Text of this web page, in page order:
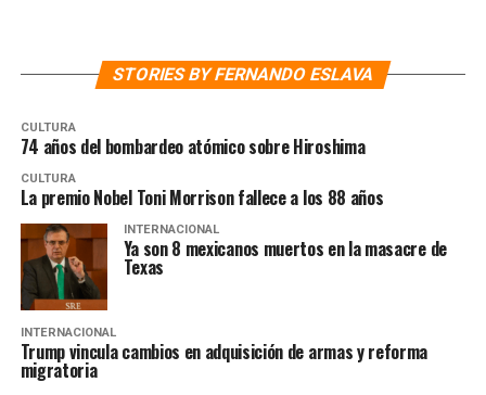
STORIES BY FERNANDO ESLAVA
CULTURA
74 años del bombardeo atómico sobre Hiroshima
CULTURA
La premio Nobel Toni Morrison fallece a los 88 años
INTERNACIONAL
Ya son 8 mexicanos muertos en la masacre de
Texas
INTERNACIONAL
Trump vincula cambios en adquisición de armas y reforma
migratoria